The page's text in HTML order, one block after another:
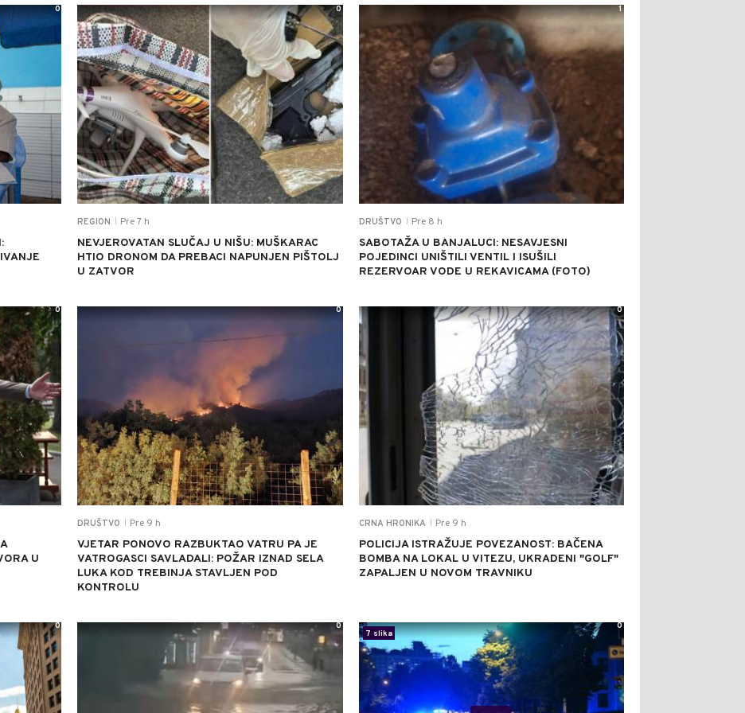
0
REGION Pre 7 h
NEVJEROVATAN SLUČAJ U NIŠU: MUŠKARAC
HTIO DRONOM DA PREBACI NAPUNJEN PIŠTOLJ
U ZATVOR
0
DRUŠTVO Pre 8 h
SABOTAŽA U BANJALUCI: NESAVJESNI
POJEDINCI UNIŠTILI VENTIL I ISUŠILI
REZERVOAR VODE U REKAVICAMA (FOTO)
1
U
0
DRUŠTVO Pre 9 h
VJETAR PONOVO RAZBUKTAO VATRU PA JE
VATROGASCI SAVLADALI: POŽAR IZNAD SELA
LUKA KOD TREBINJA STAVLJEN POD
KONTROLU
0
CRNA HRONIKA Pre 9 h
POLICIJA ISTRAŽUJE POVEZANOST: BAČENA
BOMBA NA LOKAL U VITEZU, UKRADENI "GOLF"
ZAPALJEN U NOVOM TRAVNIKU
0
0 0
7 slika
0